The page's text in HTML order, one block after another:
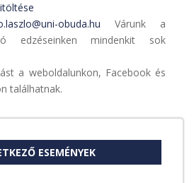
obuda.hu Várunk a
edzéseinken mindenkit sok
a weboldalunkon, Facebook és
találhatnak.
ESEMÉNYEK